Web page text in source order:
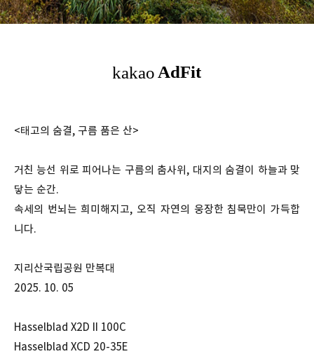
<태고의 숨결, 구름 품은 산>
거친 능선 위로 피어나는 구름의 춤사위, 대지의 숨결이 하늘과 맞
닿는 순간.
속세의 번뇌는 희미해지고, 오직 자연의 웅장한 침묵만이 가득합
니다.
지리산국립공원 만복대
2025. 10. 05
Hasselblad X2D II 100C
Hasselblad XCD 20-35E